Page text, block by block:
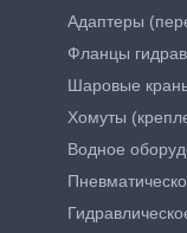
Адаптеры
Фланцы
Шаровые
Хомуты
Водное